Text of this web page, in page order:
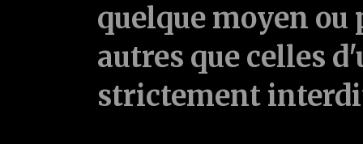
quelque moyen ou
autres que celles
strictement